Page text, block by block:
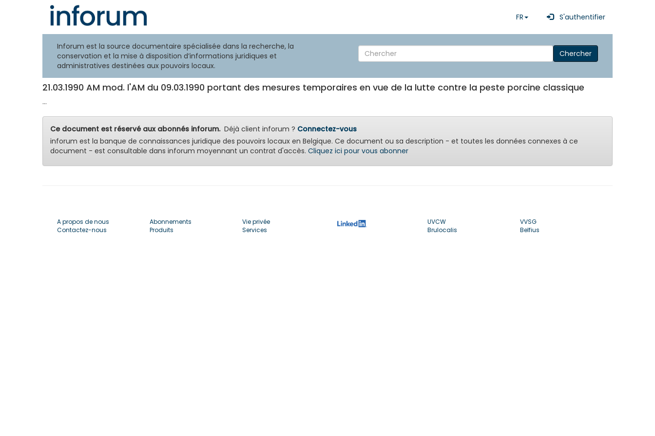
FR S'authentifier
Inforum est la source documentaire spécialisée dans la recherche, la
conservation et la mise à disposition d’informations juridiques et
administratives destinées aux pouvoirs locaux.
Chercher
21.03.1990 AM mod. l'AM du 09.03.1990 portant des mesures temporaires en vue de la lutte contre la peste porcine classique
...
Ce document est réservé aux abonnés inforum.Déjà client inforum ? Connectez-vous
inforum est la banque de connaissances juridique des pouvoirs locaux en Belgique. Ce document ou sa description - et toutes les données connexes à ce
document - est consultable dans inforum moyennant un contrat d'accès. Cliquez ici pour vous abonner
A propos de nous
Contactez-nous
Abonnements
Produits
Vie privée
Services
UVCW
Brulocalis
VVSG
Belfius